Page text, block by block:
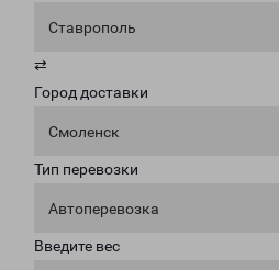
Ставрополь
⇄
Город доставки
Смоленск
Тип перевозки
Автоперевозка
Введите вес